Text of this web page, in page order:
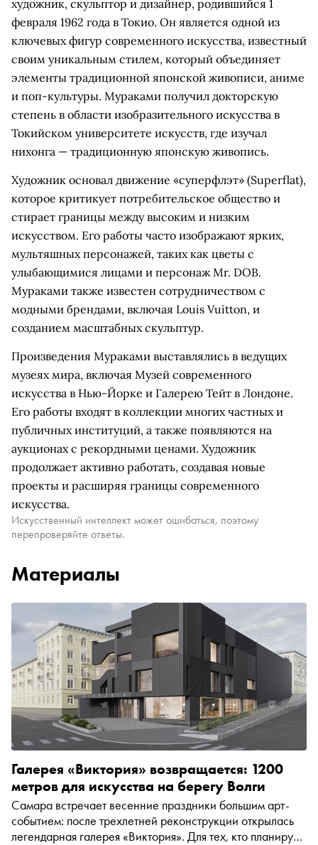
художник, скульптор и дизайнер, родившийся 1
февраля 1962 года в Токио. Он является одной из
ключевых фигур современного искусства, известный
своим уникальным стилем, который объединяет
элементы традиционной японской живописи, аниме
и поп-культуры. Мураками получил докторскую
степень в области изобразительного искусства в
Токийском университете искусств, где изучал
нихонга — традиционную японскую живопись.
Художник основал движение «суперфлэт» (Superflat),
которое критикует потребительское общество и
стирает границы между высоким и низким
искусством. Его работы часто изображают ярких,
мультяшных персонажей, таких как цветы с
улыбающимися лицами и персонаж Mr. DOB.
Мураками также известен сотрудничеством с
модными брендами, включая Louis Vuitton, и
созданием масштабных скульптур.
Произведения Мураками выставлялись в ведущих
музеях мира, включая Музей современного
искусства в Нью-Йорке и Галерею Тейт в Лондоне.
Его работы входят в коллекции многих частных и
публичных институций, а также появляются на
аукционах с рекордными ценами. Художник
продолжает активно работать, создавая новые
проекты и расширяя границы современного
искусства.
Искусственный интеллект может ошибаться, поэтому
перепроверяйте ответы.
Материалы
Галерея «Виктория» возвращается: 1200
метров для искусства на берегу Волги
Самара встречает весенние праздники большим арт-
событием: после трехлетней реконструкции открылась
легендарная галерея «Виктория». Для тех, кто планирует